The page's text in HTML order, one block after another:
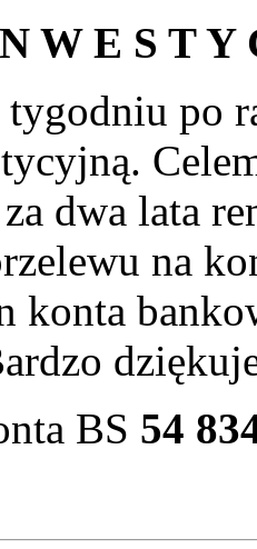
E S T Y
po
dwa lata
na
konta
BS 54